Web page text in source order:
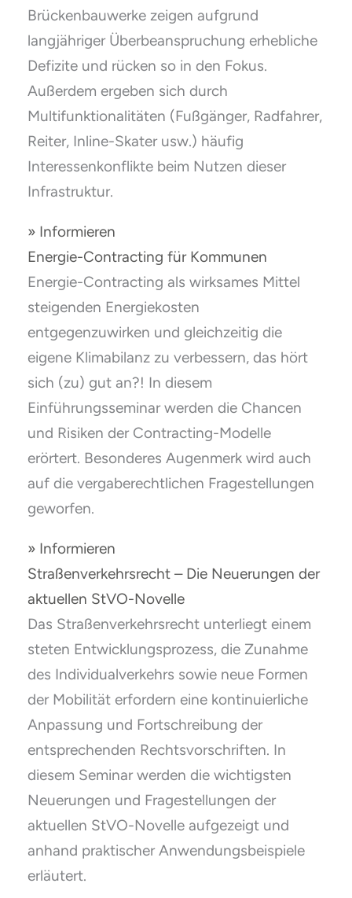
Brückenbauwerke zeigen aufgrund
langjähriger Überbeanspruchung erhebliche
Defizite und rücken so in den Fokus.
Außerdem ergeben sich durch
Multifunktionalitäten (Fußgänger, Radfahrer,
Reiter, Inline-Skater usw.) häufig
Interessenkonflikte beim Nutzen dieser
Infrastruktur.
» Informieren
Energie-Contracting für Kommunen
Energie-Contracting als wirksames Mittel
steigenden Energiekosten
entgegenzuwirken und gleichzeitig die
eigene Klimabilanz zu verbessern, das hört
sich (zu) gut an?! In diesem
Einführungsseminar werden die Chancen
und Risiken der Contracting-Modelle
erörtert. Besonderes Augenmerk wird auch
auf die vergaberechtlichen Fragestellungen
geworfen.
» Informieren
Straßenverkehrsrecht – Die Neuerungen der
aktuellen StVO-Novelle
Das Straßenverkehrsrecht unterliegt einem
steten Entwicklungsprozess, die Zunahme
des Individualverkehrs sowie neue Formen
der Mobilität erfordern eine kontinuierliche
Anpassung und Fortschreibung der
entsprechenden Rechtsvorschriften. In
diesem Seminar werden die wichtigsten
Neuerungen und Fragestellungen der
aktuellen StVO-Novelle aufgezeigt und
anhand praktischer Anwendungsbeispiele
erläutert.